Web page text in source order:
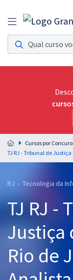
Assinatura
Acesso a todos os
Assinatura
Acesso ilimitado a
Residências
Preparação completa
residências em saúde
Cursos 20% OFF
Pós
Graduação
OAB
Cursos por
RJ - Tecnologia da
TJ RJ -
Justiça
Rio de